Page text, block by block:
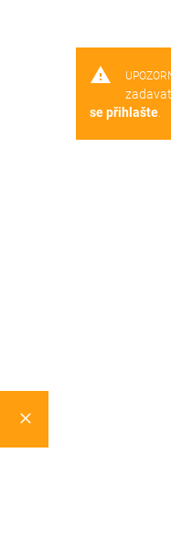
clear
warning
se přihlašte.